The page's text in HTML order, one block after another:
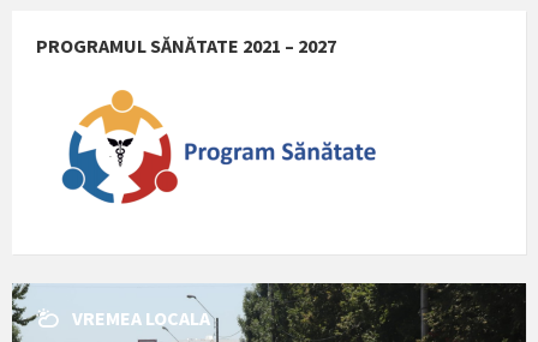
PROGRAMUL SĂNĂTATE 2021 – 2027
VREMEA LOCALA